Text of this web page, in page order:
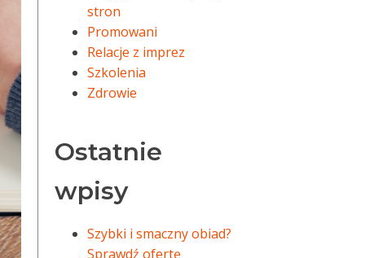
stron
Promowani
Relacje z imprez
Szkolenia
Zdrowie
Ostatnie
wpisy
Szybki i smaczny obiad?
Sprawdź ofertę